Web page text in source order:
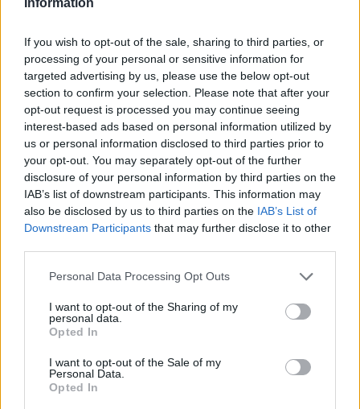
If you wish to opt-out of the sale, sharing to third parties, or
processing of your personal or sensitive information for
targeted advertising by us, please use the below opt-out
section to confirm your selection. Please note that after your
opt-out request is processed you may continue seeing
interest-based ads based on personal information utilized by
us or personal information disclosed to third parties prior to
your opt-out. You may separately opt-out of the further
disclosure of your personal information by third parties on the
IAB’s list of downstream participants. This information may
also be disclosed by us to third parties on the IAB’s List of
Downstream Participants that may further disclose it to other
Please note that this website/app uses one or more Google
not limited to your visit or usage behaviour. You may click to
grant or deny consent to Google and its third-party tags to
use your data for below specified purposes in below Google
consent section.
Personal Data Processing Opt Outs
I want to opt-out of the Sharing of my
personal data.
Opted In
I want to opt-out of the Sale of my
Personal Data.
Opted In
Sian Massey-Ellis lascia il campo per un ruolo chiave
nella Football Association
Andrea Conforti · 7 Ago 2026
CALCIO
Calcio digitale: le competizioni che stanno
rivoluzionando lo sport